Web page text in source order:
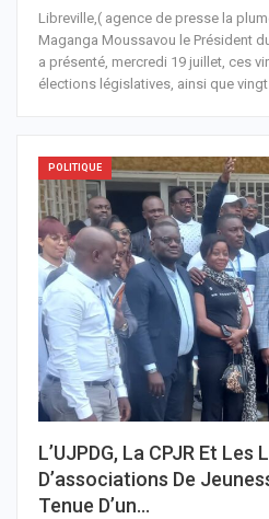
Libreville,( agence de presse la
Maganga Moussavou le Président
a présenté, mercredi 19 juillet, ces
élections législatives, ainsi que
POLITIQUE
L’UJPDG, La CPJR Et Les
D’associations De
Tenue D’un…